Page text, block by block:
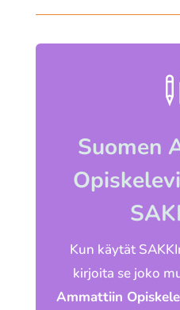
Suomen
Kun käytät
kirjoita se joko
Ammattiin